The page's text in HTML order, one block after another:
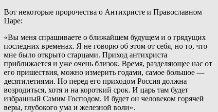
Вот некоторые пророчества о Антихристе и Православном
Царе:
«Вы меня спрашиваете о ближайшем будущем и о грядущих
последних временах. Я не говорю об этом от себя, но то, что
мне было открыто старцами. Приход антихриста
приближается и уже очень близок. Время, разделяющее нас от
его пришествия, можно измерить годами, самое большое —
десятилетиями. Но перед его приходом Россия должна
возродиться, хотя и на короткий срок. И царь там будет
избранный Самим Господом. И будет он человеком горячей
веры, глубокого ума и железной воли».